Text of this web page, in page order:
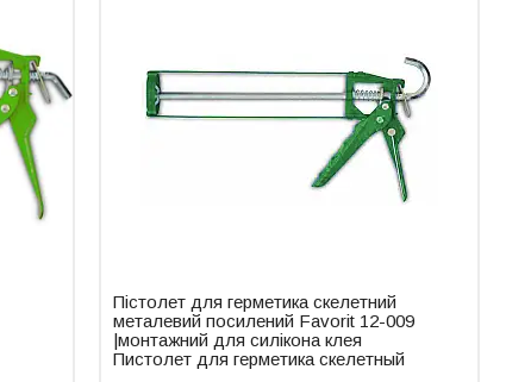
Пістолет для герметика скелетний
металевий посилений Favorit 12-009
|монтажний для силікона клея
Пистолет для герметика скелетный